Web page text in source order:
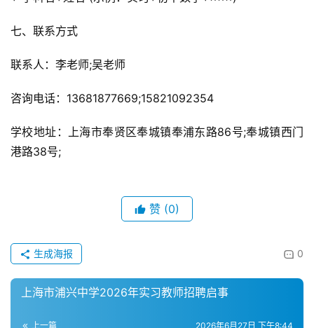
七、联系方式
联系人：李老师;吴老师
咨询电话：13681877669;15821092354
学校地址：上海市奉贤区奉城镇奉浦东路86号;奉城镇西门
港路38号;
赞 (0)
0
生成海报
上海市浦兴中学2026年实习教师招聘启事
上一篇 2026年6月27日 下午8:44